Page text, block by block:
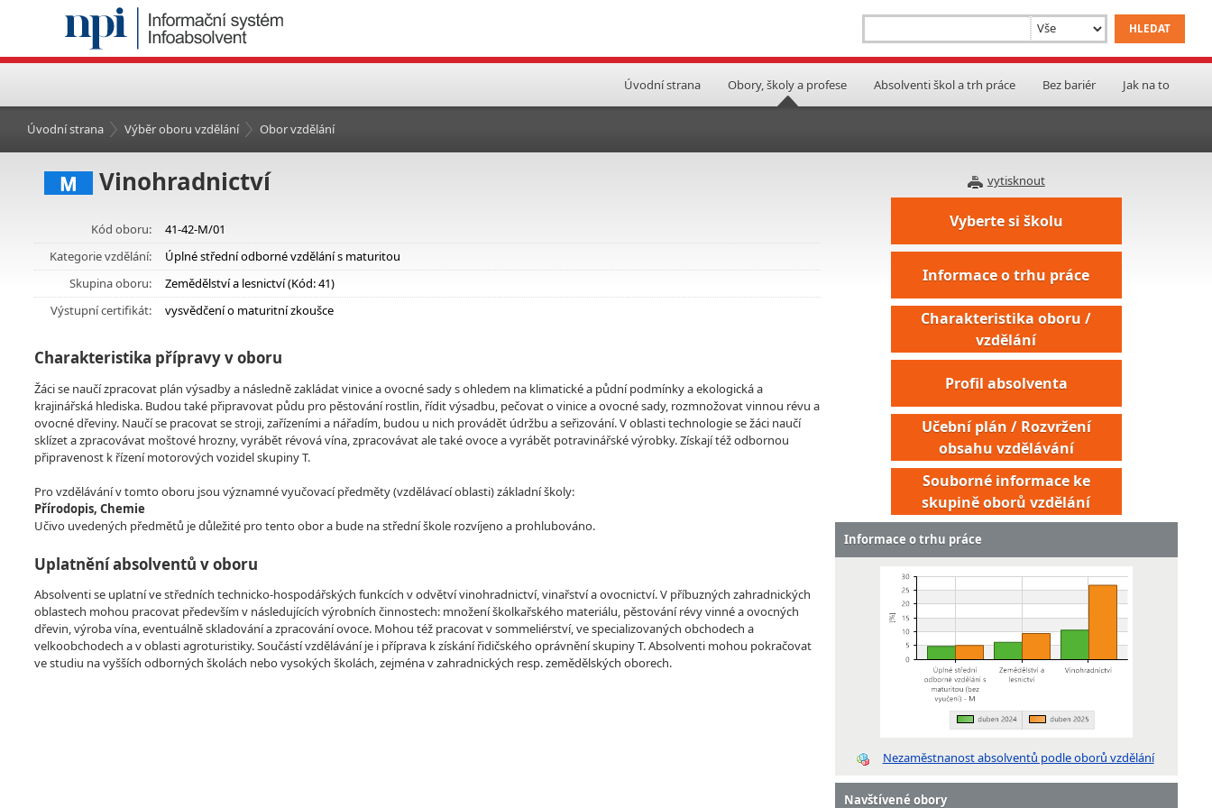
Úvodní strana Obory, školy a profese Absolventi škol a trh práce Bez bariér Jak na to
Úvodní strana Výběr oboru vzdělání Obor vzdělání
vytisknout
M Vinohradnictví
Kód oboru:
41-42-M/01
Kategorie vzdělání:
Úplné střední odborné vzdělání s maturitou
Skupina oboru:
Zemědělství a lesnictví (Kód: 41)
Výstupní certifikát:
vysvědčení o maturitní zkoušce
Charakteristika přípravy v oboru
Žáci se naučí zpracovat plán výsadby a následně zakládat vinice a ovocné sady s ohledem na klimatické a půdní podmínky a ekologická a
krajinářská hlediska. Budou také připravovat půdu pro pěstování rostlin, řídit výsadbu, pečovat o vinice a ovocné sady, rozmnožovat vinnou révu a
ovocné dřeviny. Naučí se pracovat se stroji, zařízeními a nářadím, budou u nich provádět údržbu a seřizování. V oblasti technologie se žáci naučí
sklízet a zpracovávat moštové hrozny, vyrábět révová vína, zpracovávat ale také ovoce a vyrábět potravinářské výrobky. Získají též odbornou
připravenost k řízení motorových vozidel skupiny T.
Pro vzdělávání v tomto oboru jsou významné vyučovací předměty (vzdělávací oblasti) základní školy:
Přírodopis, Chemie
Učivo uvedených předmětů je důležité pro tento obor a bude na střední škole rozvíjeno a prohlubováno.
Uplatnění absolventů v oboru
Absolventi se uplatní ve středních technicko-hospodářských funkcích v odvětví vinohradnictví, vinařství a ovocnictví. V příbuzných zahradnických
oblastech mohou pracovat především v následujících výrobních činnostech: množení školkařského materiálu, pěstování révy vinné a ovocných
dřevin, výroba vína, eventuálně skladování a zpracování ovoce. Mohou též pracovat v sommeliérství, ve specializovaných obchodech a
velkoobchodech a v oblasti agroturistiky. Součástí vzdělávání je i příprava k získání řidičského oprávnění skupiny T. Absolventi mohou pokračovat
ve studiu na vyšších odborných školách nebo vysokých školách, zejména v zahradnických resp. zemědělských oborech.
Vyberte si školu
Informace o trhu práce
Charakteristika oboru /
vzdělání
Profil absolventa
Učební plán / Rozvržení
obsahu vzdělávání
Souborné informace ke
skupině oborů vzdělání
Informace o trhu práce
Nezaměstnanost absolventů podle oborů vzdělání
Navštívené obory